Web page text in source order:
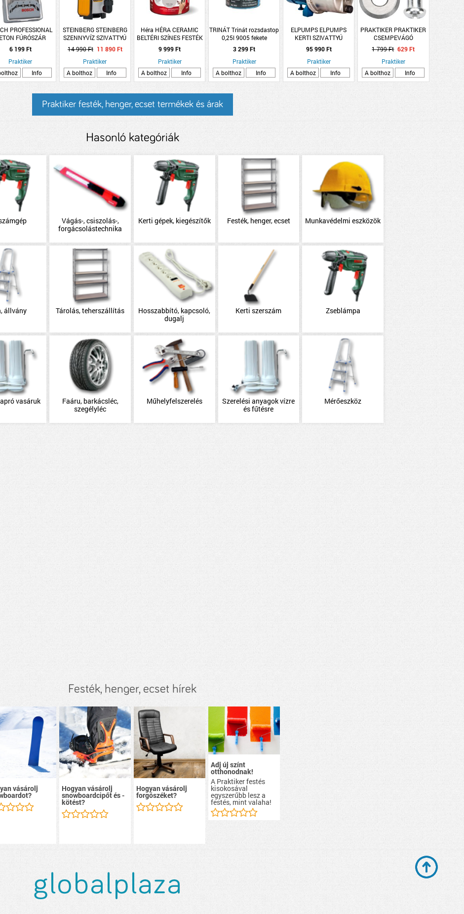
PROFESSIONAL
FÚRÓSZÁR
4-8MM, 5
RÉSZES, CYL-3
6 199 Ft
Praktiker
Info
STEINBERG STEINBERG
SZENNYVÍZ SZIVATTYÚ
SDW 400 S-6 400W
7500L/H 5M
14 990 Ft 11 890 Ft
Praktiker
A bolthoz
Info
Héra HÉRA CERAMIC
BELTÉRI SZÍNES FESTÉK
2,5L KÖDÖS VÖLGY
9 999 Ft
Praktiker
A bolthoz
Info
TRINÁT Trinát rozsdastop
0,25l 9005 fekete
selyemfényű
3 299 Ft
Praktiker
A bolthoz
Info
ELPUMPS ELPUMPS
KERTI SZIVATTYÚ
JPV1500 INOX 1500W
6100 L/H 48M 4,8BAR
95 990 Ft
Praktiker
A bolthoz
Info
PRAKTIKER PRAKTIKER
CSEMPEVÁGÓ
VÁGÓKERÉK 16X6X3MM
1 799 Ft 629 Ft
Praktiker
A bolthoz
Info
Praktiker festék, henger, ecset termékek és árak
Hasonló kategóriák
Vágás-, csiszolás-,
forgácsolástechnika
Kerti gépek, kiegészítők Festék, henger, ecset Munkavédelmi eszközök
állvány Tárolás, teherszállítás
Hosszabbító, kapcsoló,
dugalj
Kerti szerszám Zseblámpa
vasáruk
Faáru, barkácsléc,
szegélyléc
Műhelyfelszerelés
Szerelési anyagok vízre
és fűtésre
Mérőeszköz
Festék, henger, ecset hírek
vásárolj Hogyan vásárolj
snowboardcipőt és -
kötést?
Hogyan vásárolj
forgószéket?
Adj új színt
otthonodnak!
A Praktiker festés
kisokosával
egyszerűbb lesz a
festés, mint valaha!